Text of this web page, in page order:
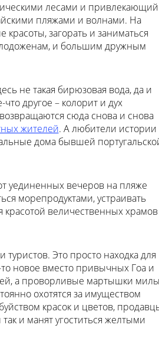
лесами и привлекающий
пляжами и волнами. На
загорать и заниматься
и большим дружным
не такая бирюзовая вода, да и
другое – колорит и дух
сюда снова и снова
жителей. А любители истории
дома бывшей
уединенных вечеров на пляже
морепродуктами, устраивать
красотой величественных храмов
Это просто находка для
новое вместо привычных Гоа и
а проворливые мартышки
охотятся за имуществом
красок и цветов,
и манят угоститься желтыми